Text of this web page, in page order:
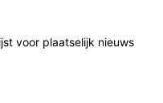
voor plaatselijk nieuws